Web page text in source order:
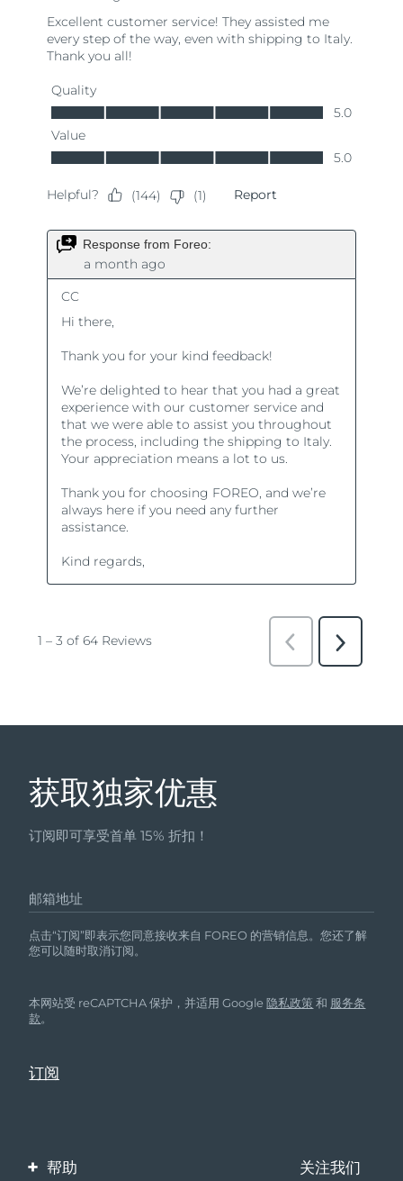
获取独家优惠
订阅即可享受首单 15% 折扣！
邮箱地址
点击“订阅”即表示您同意接收来自 FOREO 的营销信息。您还了解
您可以随时取消订阅。
本网站受 reCAPTCHA 保护，并适用 Google隐私政策 和 服务条
款。
帮助 关注我们